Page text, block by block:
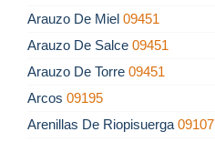
Arauzo De Miel 09451
Arauzo De Salce 09451
Arauzo De Torre 09451
Arcos 09195
Arenillas De Riopisuerga 09107